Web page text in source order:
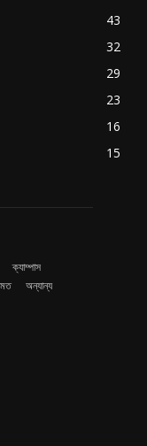
43
32
29
23
16
15
ক্যাম্পাস
অন্যান্য